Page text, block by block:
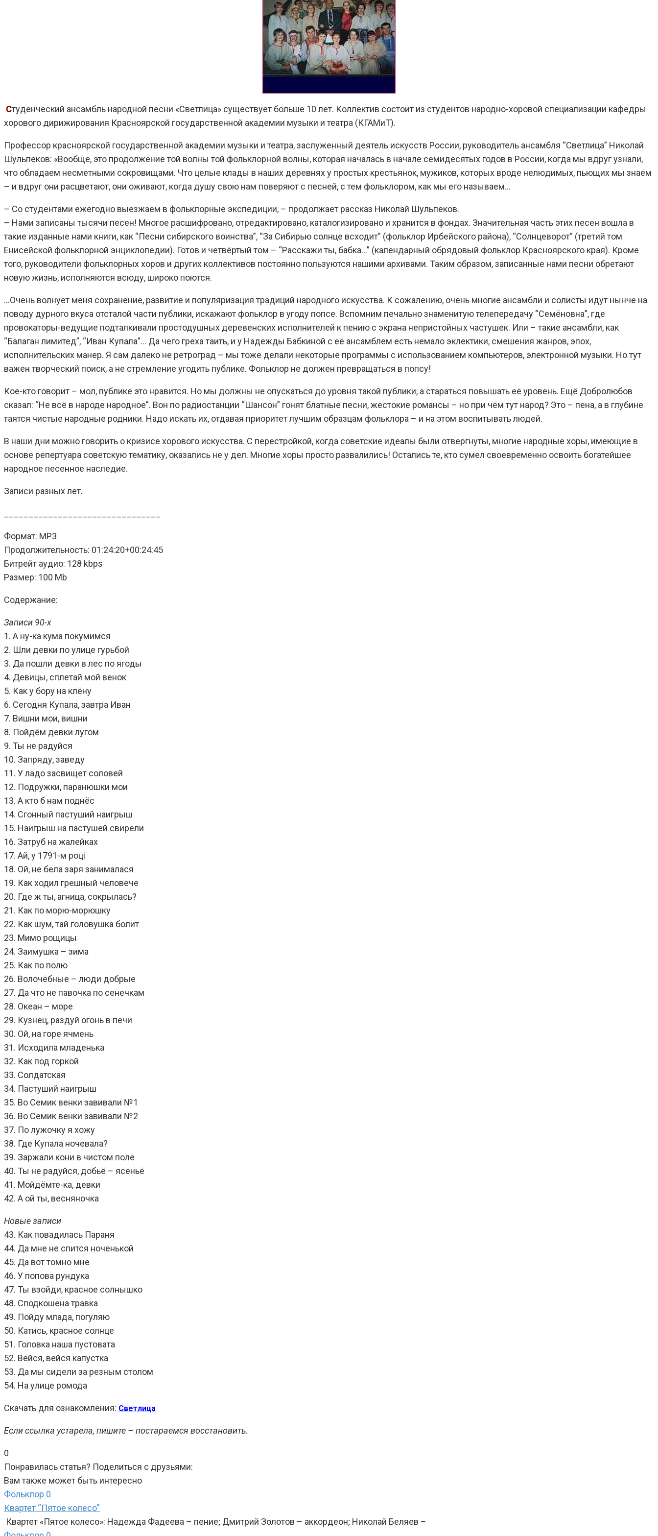
Студенческий ансамбль народной песни «Светлица» существует больше 10 лет. Коллектив состоит из студентов народно-хоровой специализации кафедры
хорового дирижирования Красноярской государственной академии музыки и театра (КГАМиТ).
Профессор красноярской государственной академии музыки и театра, заслуженный деятель искусств России, руководитель ансамбля “Светлица” Николай
Шульпеков: «Вообще, это продолжение той волны той фольклорной волны, которая началась в начале семидесятых годов в России, когда мы вдруг узнали,
что обладаем несметными сокровищами. Что целые клады в наших деревнях у простых крестьянок, мужиков, которых вроде нелюдимых, пьющих мы знаем
– и вдруг они расцветают, они оживают, когда душу свою нам поверяют с песней, с тем фольклором, как мы его называем…
– Со студентами ежегодно выезжаем в фольклорные экспедиции, – продолжает рассказ Николай Шульпеков.
– Нами записаны тысячи песен! Многое расшифровано, отредактировано, каталогизировано и хранится в фондах. Значительная часть этих песен вошла в
такие изданные нами книги, как “Песни сибирского воинства”, “За Сибирью солнце всходит” (фольклор Ирбейского района), “Солнцеворот” (третий том
Енисейской фольклорной энциклопедии). Готов и четвёртый том – “Расскажи ты, бабка…” (календарный обрядовый фольклор Красноярского края). Кроме
того, руководители фольклорных хоров и других коллективов постоянно пользуются нашими архивами. Таким образом, записанные нами песни обретают
новую жизнь, исполняются всюду, широко поются.
…Очень волнует меня сохранение, развитие и популяризация традиций народного искусства. К сожалению, очень многие ансамбли и солисты идут нынче на
поводу дурного вкуса отсталой части публики, искажают фольклор в угоду попсе. Вспомним печально знаменитую телепередачу “Семёновна”, где
провокаторы-ведущие подталкивали простодушных деревенских исполнителей к пению с экрана непристойных частушек. Или – такие ансамбли, как
“Балаган лимитед”, “Иван Купала”… Да чего греха таить, и у Надежды Бабкиной с её ансамблем есть немало эклектики, смешения жанров, эпох,
исполнительских манер. Я сам далеко не ретроград – мы тоже делали некоторые программы с использованием компьютеров, электронной музыки. Но тут
важен творческий поиск, а не стремление угодить публике. Фольклор не должен превращаться в попсу!
Кое-кто говорит – мол, публике это нравится. Но мы должны не опускаться до уровня такой публики, а стараться повышать её уровень. Ещё Добролюбов
сказал: “Не всё в народе народное”. Вон по радиостанции “Шансон” гонят блатные песни, жестокие романсы – но при чём тут народ? Это – пена, а в глубине
таятся чистые народные родники. Надо искать их, отдавая приоритет лучшим образцам фольклора – и на этом воспитывать людей.
В наши дни можно говорить о кризисе хорового искусства. С перестройкой, когда советские идеалы были отвергнуты, многие народные хоры, имеющие в
основе репертуара советскую тематику, оказались не у дел. Многие хоры просто развалились! Остались те, кто сумел своевременно освоить богатейшее
народное песенное наследие.
Записи разных лет.
Формат: MP3
Продолжительность: 01:24:20+00:24:45
Битрейт аудио: 128 kbps
Размер: 100 Mb
Содержание:
Записи 90-х
1. А ну-ка кума покумимся
2. Шли девки по улице гурьбой
3. Да пошли девки в лес по ягоды
4. Девицы, сплетай мой венок
5. Как у бору на клёну
6. Сегодня Купала, завтра Иван
7. Вишни мои, вишни
8. Пойдём девки лугом
9. Ты не радуйся
10. Запряду, заведу
11. У ладо засвищет соловей
12. Подружки, паранюшки мои
13. А кто б нам поднёс
14. Сгонный пастуший наигрыш
15. Наигрыш на пастушей свирели
16. Затруб на жалейках
17. Ай, у 1791-м роцi
18. Ой, не бела заря занималася
19. Как ходил грешный человече
20. Где ж ты, агница, сокрылась?
21. Как по морю-морюшку
22. Как шум, тай головушка болит
23. Мимо рощицы
24. Заимушка – зима
25. Как по полю
26. Волочёбные – люди добрые
27. Да что не павочка по сенечкам
28. Океан – море
29. Кузнец, раздуй огонь в печи
30. Ой, на горе ячмень
31. Исходила младенька
32. Как под горкой
33. Солдатская
34. Пастуший наигрыш
35. Во Семик венки завивали №1
36. Во Семик венки завивали №2
37. По лужочку я хожу
38. Где Купала ночевала?
39. Заржали кони в чистом поле
40. Ты не радуйся, добьё – ясеньё
41. Мойдёмте-ка, девки
42. А ой ты, весняночка
Новые записи
43. Как повадилась Параня
44. Да мне не спится ноченькой
45. Да вот томно мне
46. У попова рундука
47. Ты взойди, красное солнышко
48. Сподкошена травка
49. Пойду млада, погуляю
50. Катись, красное солнце
51. Головка наша пустовата
52. Вейся, вейся капустка
53. Да мы сидели за резным столом
54. На улице ромода
Скачать для ознакомления: Светлица
Если ссылка устарела, пишите – постараемся восстановить.
0
Понравилась статья? Поделиться с друзьями:
Вам также может быть интересно
Фольклор 0
Квартет “Пятое колесо”
Квартет «Пятое колесо»: Надежда Фадеева – пение; Дмитрий Золотов – аккордеон; Николай Беляев –